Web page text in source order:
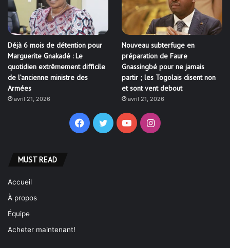
Déjà 6 mois de détention pour
Marguerite Gnakadé : Le
quotidien extrêmement difficile
de l’ancienne ministre des
Armées
avril 21, 2026
Nouveau subterfuge en
préparation de Faure
Gnassingbé pour ne jamais
partir ; les Togolais disent non
et sont vent debout
avril 21, 2026
Facebook
TwitterYouTubeInstagram
MUST READ
Accueil
À propos
Équipe
Acheter maintenant!